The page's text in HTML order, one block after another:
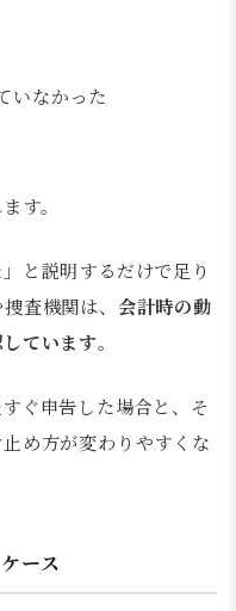
いなかった
す。
と説明するだけで足り
査機関は、 会計時の動
ています。
ぐ申告した場合と、そ
め方が変わりやすくな
ース